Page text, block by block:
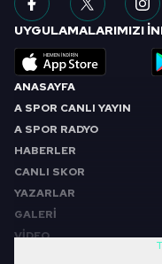
ANASAYFA
A SPOR CANLI YAYIN
A SPOR RADYO
HABERLER
CANLI SKOR
YAZARLAR
GALERİ
VİDEO
UYGULAMALARIMIZI